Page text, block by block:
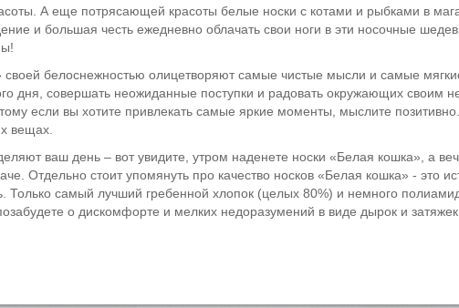
А еще потрясающей красоты белые носки с котами и рыбками в
и большая честь ежедневно облачать свои ноги в эти носочные
белоснежностью олицетворяют самые чистые мысли и самые
дня, совершать неожиданные поступки и радовать окружающих
если вы хотите привлекать самые яркие моменты, мыслите
вещах.
ваш день – вот увидите, утром наденете носки «Белая кошка», а
Отдельно стоит упомянуть про качество носков «Белая кошка» - это
Только самый лучший гребенной хлопок (целых 80%) и немного
о дискомфорте и мелких недоразумений в виде дырок и